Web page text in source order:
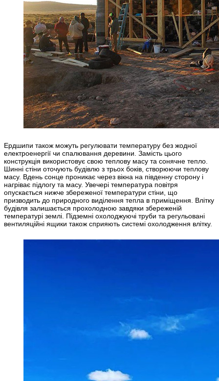
Ердшипи також можуть регулювати температуру без жодної
електроенергії чи спалювання деревини. Замість цього
конструкція використовує свою теплову масу та сонячне тепло.
Шинні стіни оточують будівлю з трьох боків, створюючи теплову
масу. Вдень сонце проникає через вікна на південну сторону і
нагріває підлогу та масу. Увечері температура повітря
опускається нижче збереженої температури стіни, що
призводить до природного виділення тепла в приміщення. Влітку
будівля залишається прохолодною завдяки збереженій
температурі землі. Підземні охолоджуючі труби та регульовані
вентиляційні ящики також сприяють системі охолодження влітку.